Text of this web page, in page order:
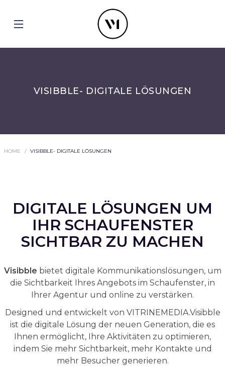
VISIBBLE- DIGITALE LÖSUNGEN
HOME VISIBBLE- DIGITALE LÖSUNGEN
DIGITALE LÖSUNGEN UM
IHR SCHAUFENSTER
SICHTBAR ZU MACHEN
Visibble bietet digitale Kommunikationslösungen, um
die Sichtbarkeit Ihres Angebots im Schaufenster, in
Ihrer Agentur und online zu verstärken.
Designed und entwickelt von VITRINEMEDIA.Visibble
ist die digitale Lösung der neuen Generation, die es
Ihnen ermöglicht, Ihre Aktivitäten zu optimieren,
indem Sie mehr Sichtbarkeit, mehr Kontakte und
mehr Besucher generieren.